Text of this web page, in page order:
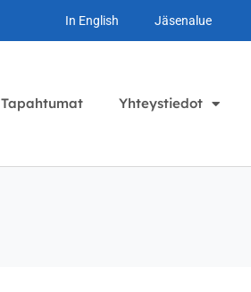
In English Jäsenalue
Tapahtumat Yhteystiedot